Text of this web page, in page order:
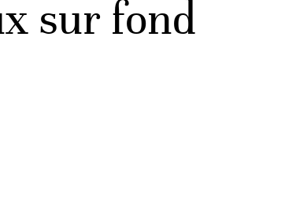
sur fond